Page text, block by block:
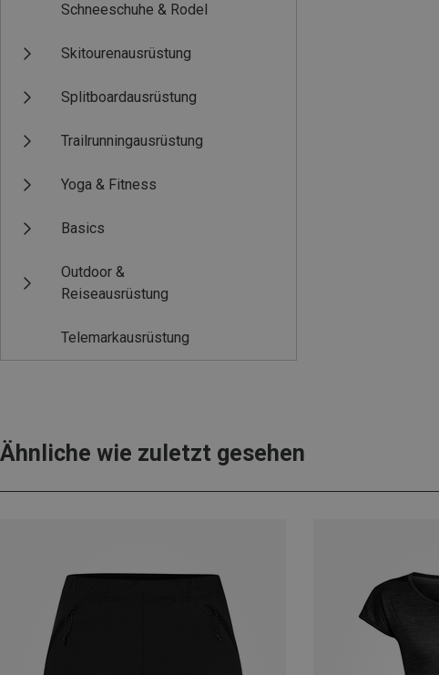
Schneeschuhe & Rodel
Skitourenausrüstung
Splitboardausrüstung
Trailrunningausrüstung
Yoga & Fitness
Basics
Outdoor &
Reiseausrüstung
Telemarkausrüstung
Ähnliche wie zuletzt gesehen